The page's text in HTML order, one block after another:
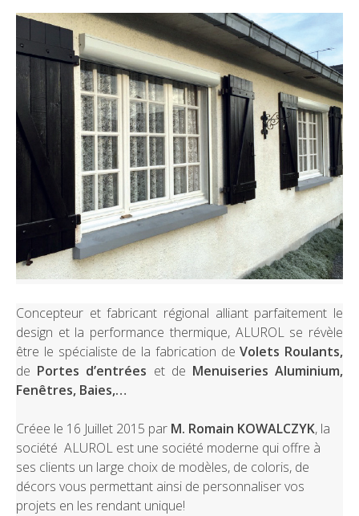
Concepteur et fabricant régional alliant parfaitement le
design et la performance thermique, ALUROL se révèle
être le spécialiste de la fabrication deVolets Roulants,
de Portes d’entrées et de Menuiseries Aluminium,
Fenêtres, Baies,…
Créee le 16 Juillet 2015 par M. Romain KOWALCZYK, la
société ALUROL est une société moderne qui offre à
ses clients un large choix de modèles, de coloris, de
décors vous permettant ainsi de personnaliser vos
projets en les rendant unique!